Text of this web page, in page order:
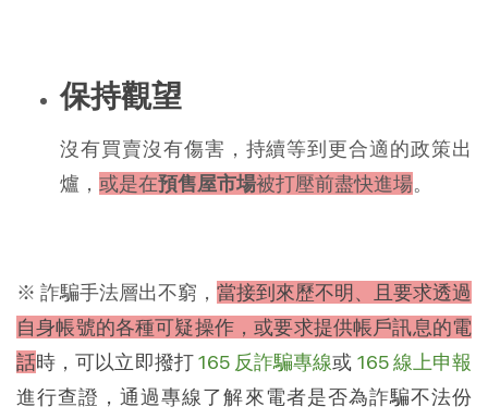
保持觀望
沒有買賣沒有傷害，持續等到更合適的政策出
爐， 或是在預售屋市場被打壓前盡快進場。
※ 詐騙手法層出不窮， 當接到來歷不明、且要求透過
自身帳號的各種可疑操作，或要求提供帳戶訊息的電
話時，可以立即撥打165 反詐騙專線或 165 線上申報
進行查證，通過專線了解來電者是否為詐騙不法份